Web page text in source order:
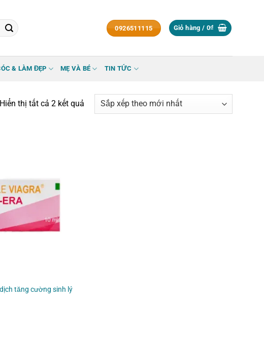
0926511115 Giỏ hàng / 0₫
& LÀM ĐẸP MẸ VÀ BÉ TIN TỨC
Hiển thị tất cả 2 kết quảĐã
sắp
tăng cường sinh lý